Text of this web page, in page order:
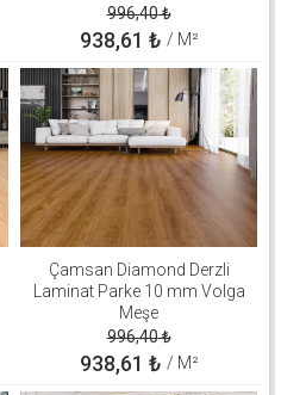
996,40₺
938,61 ₺ / M²
Çamsan Diamond Derzli
Laminat Parke 10 mm Volga
Meşe
996,40₺
938,61 ₺ / M²